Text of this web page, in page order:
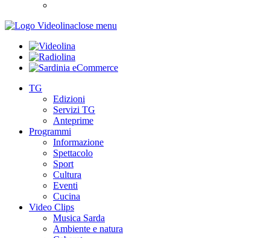
close menu
TG
Edizioni
Servizi TG
Anteprime
Programmi
Informazione
Spettacolo
Sport
Cultura
Eventi
Cucina
Video Clips
Musica Sarda
Ambiente e natura